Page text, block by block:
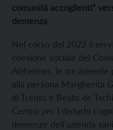
comunità accoglienti”
demenza.
Nel corso del 2022 il
coesione sociale del
Alzheimer, le tre aziende
alla persona Margherita
di Trento e Beato de
Centro per i disturbi
demenze dell’azienda